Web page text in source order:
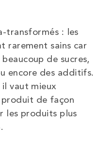
transformés : les
rarement sains car
de sucres,
encore des additifs.
vaut mieux
produit de façon
les produits plus